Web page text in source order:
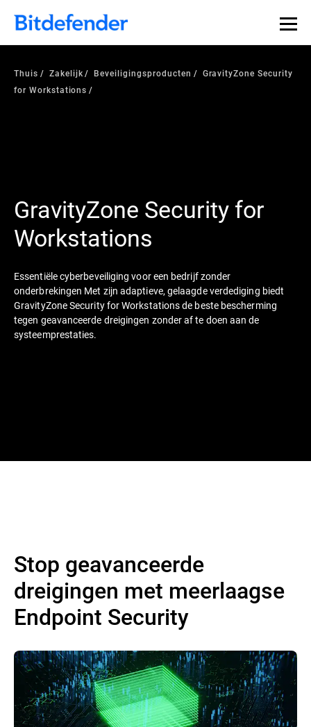
Thuis Zakelijk Beveiligingsproducten
GravityZone Security
for Workstations
GravityZone Security for
Workstations
Essentiële cyberbeveiliging voor een bedrijf zonder
onderbrekingen Met zijn adaptieve, gelaagde verdediging biedt
GravityZone Security for Workstations de beste bescherming
tegen geavanceerde dreigingen zonder af te doen aan de
systeemprestaties.
Stop geavanceerde
dreigingen met meerlaagse
Endpoint Security